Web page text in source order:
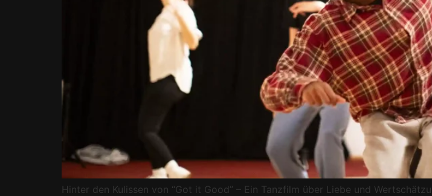
Hinter den Kulissen von “Got it Good” – Ein Tanzfilm über Liebe und